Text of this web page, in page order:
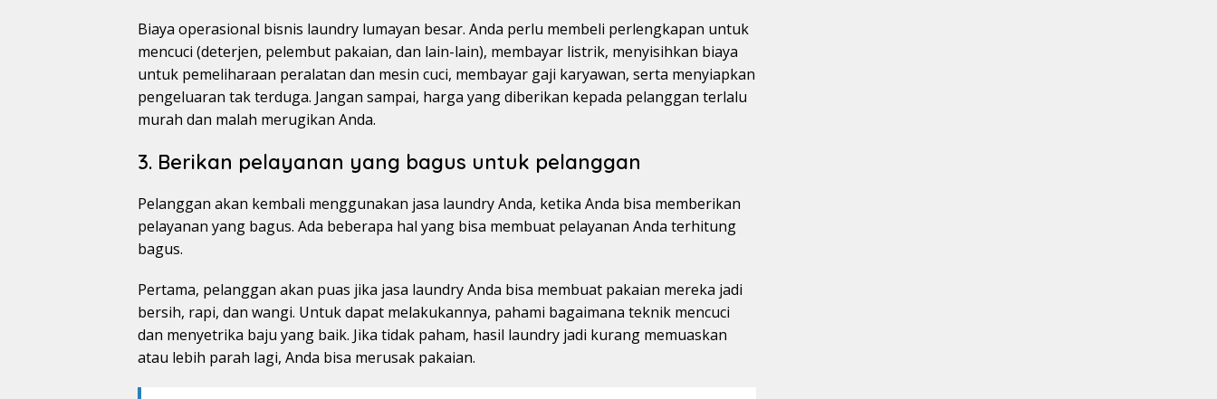
Biaya operasional bisnis laundry lumayan besar. Anda perlu membeli perlengkapan untuk
mencuci (deterjen, pelembut pakaian, dan lain-lain), membayar listrik, menyisihkan biaya
untuk pemeliharaan peralatan dan mesin cuci, membayar gaji karyawan, serta menyiapkan
pengeluaran tak terduga. Jangan sampai, harga yang diberikan kepada pelanggan terlalu
murah dan malah merugikan Anda.
3. Berikan pelayanan yang bagus untuk pelanggan
Pelanggan akan kembali menggunakan jasa laundry Anda, ketika Anda bisa memberikan
pelayanan yang bagus. Ada beberapa hal yang bisa membuat pelayanan Anda terhitung
bagus.
Pertama, pelanggan akan puas jika jasa laundry Anda bisa membuat pakaian mereka jadi
bersih, rapi, dan wangi. Untuk dapat melakukannya, pahami bagaimana teknik mencuci
dan menyetrika baju yang baik. Jika tidak paham, hasil laundry jadi kurang memuaskan
atau lebih parah lagi, Anda bisa merusak pakaian.